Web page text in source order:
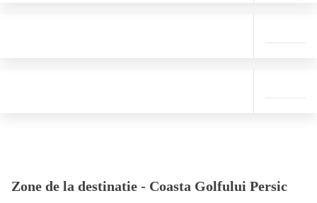
Zone de la destinatie - Coasta Golfului Persic